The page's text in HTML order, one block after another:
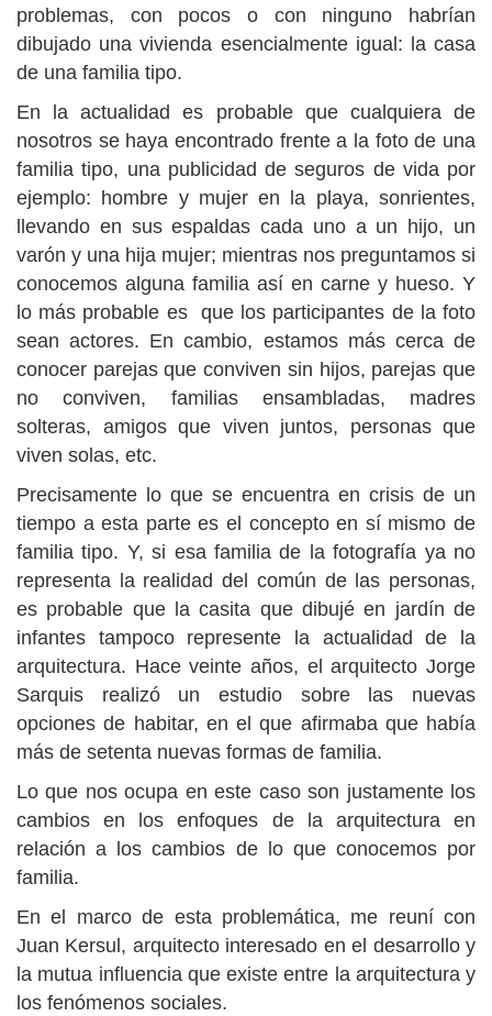
problemas, con pocos o con ninguno habrían
dibujado una vivienda esencialmente igual: la casa
de una familia tipo.
En la actualidad es probable que cualquiera de
nosotros se haya encontrado frente a la foto de una
familia tipo, una publicidad de seguros de vida por
ejemplo: hombre y mujer en la playa, sonrientes,
llevando en sus espaldas cada uno a un hijo, un
varón y una hija mujer; mientras nos preguntamos si
conocemos alguna familia así en carne y hueso. Y
lo más probable es que los participantes de la foto
sean actores. En cambio, estamos más cerca de
conocer parejas que conviven sin hijos, parejas que
no conviven, familias ensambladas, madres
solteras, amigos que viven juntos, personas que
viven solas, etc.
Precisamente lo que se encuentra en crisis de un
tiempo a esta parte es el concepto en sí mismo de
familia tipo. Y, si esa familia de la fotografía ya no
representa la realidad del común de las personas,
es probable que la casita que dibujé en jardín de
infantes tampoco represente la actualidad de la
arquitectura. Hace veinte años, el arquitecto Jorge
Sarquis realizó un estudio sobre las nuevas
opciones de habitar, en el que afirmaba que había
más de setenta nuevas formas de familia.
Lo que nos ocupa en este caso son justamente los
cambios en los enfoques de la arquitectura en
relación a los cambios de lo que conocemos por
familia.
En el marco de esta problemática, me reuní con
Juan Kersul, arquitecto interesado en el desarrollo y
la mutua influencia que existe entre la arquitectura y
los fenómenos sociales.